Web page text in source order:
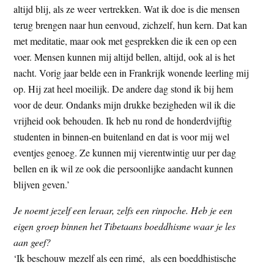
altijd blij, als ze weer vertrekken. Wat ik doe is die mensen
terug brengen naar hun eenvoud, zichzelf, hun kern. Dat kan
met meditatie, maar ook met gesprekken die ik een op een
voer. Mensen kunnen mij altijd bellen, altijd, ook al is het
nacht. Vorig jaar belde een in Frankrijk wonende leerling mij
op. Hij zat heel moeilijk. De andere dag stond ik bij hem
voor de deur. Ondanks mijn drukke bezigheden wil ik die
vrijheid ook behouden. Ik heb nu rond de honderdvijftig
studenten in binnen-en buitenland en dat is voor mij wel
eventjes genoeg. Ze kunnen mij vierentwintig uur per dag
bellen en ik wil ze ook die persoonlijke aandacht kunnen
blijven geven.’
Je noemt jezelf een leraar, zelfs een rinpoche. Heb je een
eigen groep binnen het Tibetaans boeddhisme waar je les
aan geef?
‘Ik beschouw mezelf als een rimé, als een boeddhistische